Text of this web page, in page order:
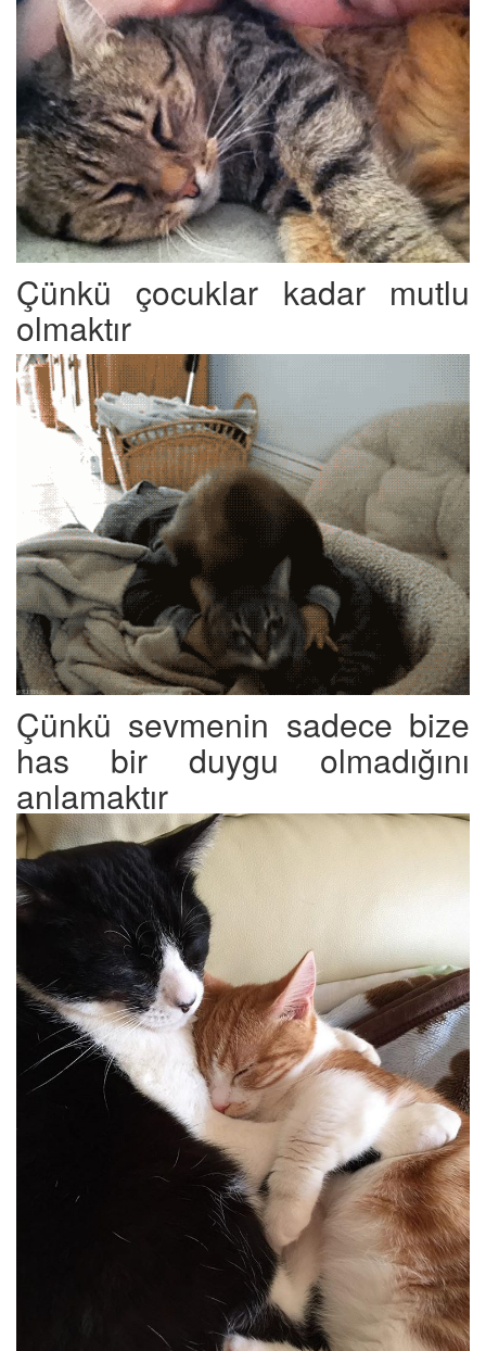
Çünkü çocuklar kadar mutlu
olmaktır
Çünkü sevmenin sadece bize
has bir duygu olmadığını
anlamaktır